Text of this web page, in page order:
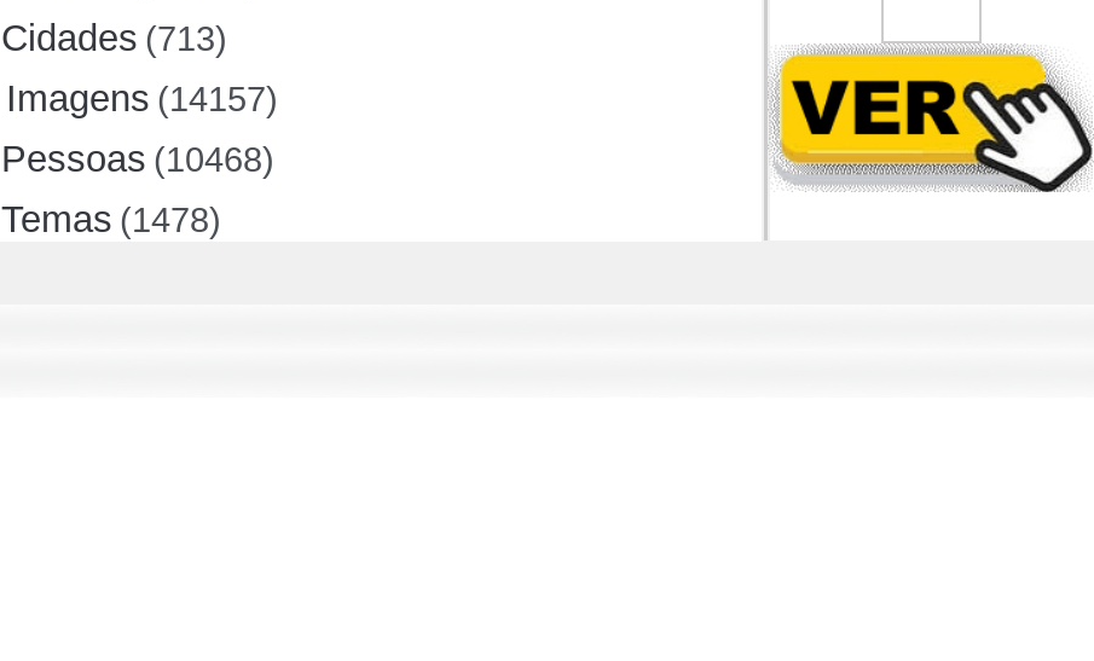
Cidades (713)
Imagens (14157)
Pessoas (10468)
Temas (1478)